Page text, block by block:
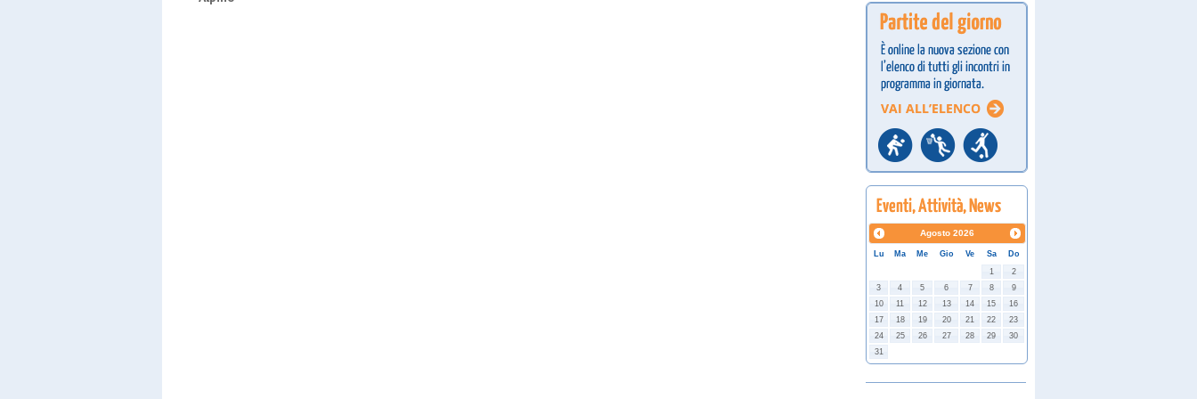
Agosto 2026
Lu Ma Me Gio Ve Sa
Do
1
2
3
4 5 6 7 8
9
10
11 12 13 14 15
16
17
18 19 20 21 22
23
24
25 26 27 28 29
30
31